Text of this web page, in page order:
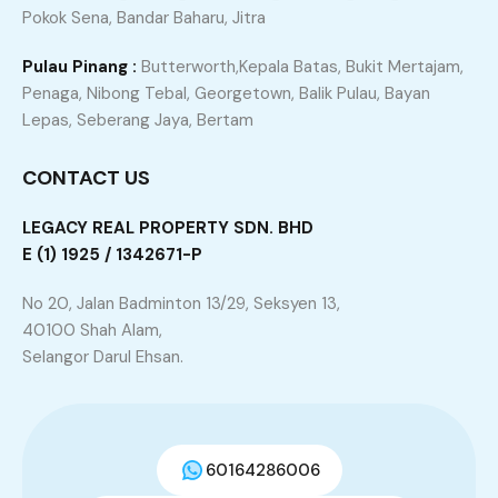
Search
Search
8 Tip Menghias Rumah Anda Dengan Gaya dan
8 TIP SEBELUM MEMBELI RUMAH IDAMAN
Bila Waktu Sesuai Untuk Menjual Rumah?
Agriculture Land
Apartment
Pokok Sena, Bandar Baharu, Jitra
Pulau Pinang : Butterworth,Kepala Batas, Bukit Mertajam,
Penaga, Nibong Tebal, Georgetown, Balik Pulau, Bayan
Lepas, Seberang Jaya, Bertam
CONTACT US
LEGACY REAL PROPERTY SDN. BHD
E (1) 1925 / 1342671-P
No 20, Jalan Badminton 13/29, Seksyen 13,
40100 Shah Alam,
Selangor Darul Ehsan.
60164286006